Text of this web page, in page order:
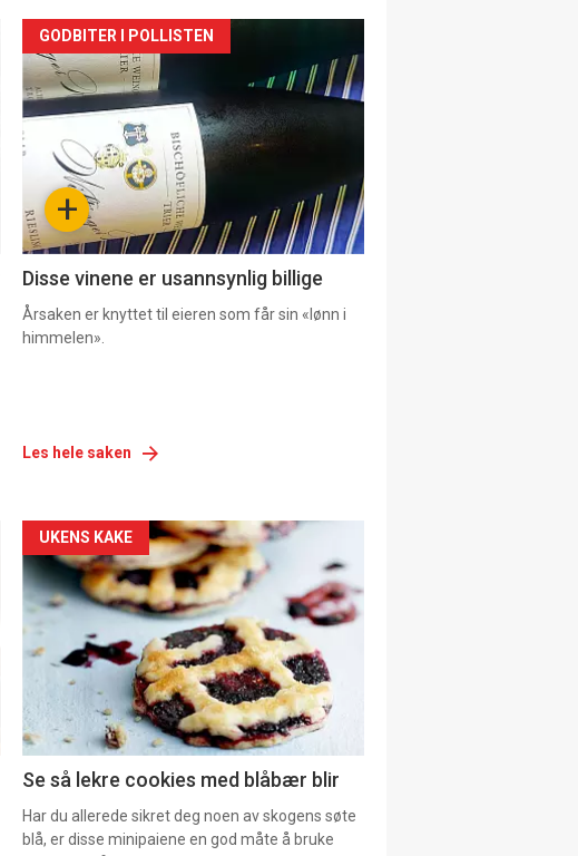
Forsiden
akkurat
nå
3 +
GODBITER I POLLISTEN
Disse vinene er usannsynlig billige
Årsaken er knyttet til eieren som får sin «lønn i
himmelen».
Les hele saken
Forsiden
akkurat
nå
6
UKENS KAKE
Se så lekre cookies med blåbær blir
Har du allerede sikret deg noen av skogens søte
blå, er disse minipaiene en god måte å bruke